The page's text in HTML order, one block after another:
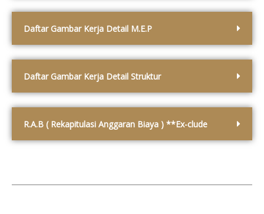
Daftar Gambar Kerja Detail M.E.P
Daftar Gambar Kerja Detail Struktur
R.A.B ( Rekapitulasi Anggaran Biaya ) **Ex-clude